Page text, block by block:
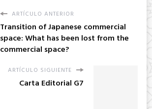
ARTÍCULO ANTERIOR
Transition of Japanese commercial
space: What has been lost from the
commercial space?
ARTÍCULO SIGUIENTE
Carta Editorial G7